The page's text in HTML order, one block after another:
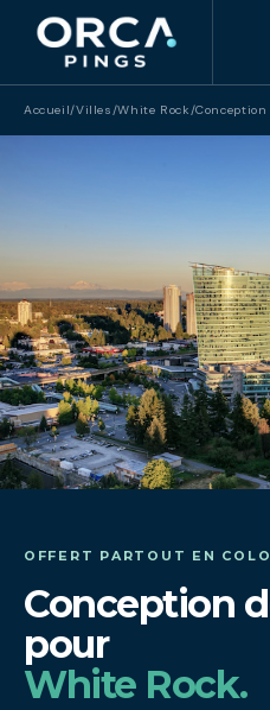
Accueil/Villes/White Rock/
OFFERT PARTOUT EN
Conception
pour
White Rock.